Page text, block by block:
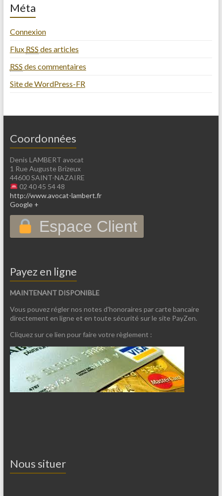
Méta
Connexion
Flux RSS des articles
RSS des commentaires
Site de WordPress-FR
Coordonnées
Denis LAMBERT avocat
1 Rue Auguste Brizeux
44600 SAINT-NAZAIRE
02 40 45 54 48
http://www.avocat-lambert.fr
Google +
Espace Client
Payez en ligne
MAINTENANT DISPONIBLE
Vous pouvez régler nos notes d'honoraires par carte bancaire
directement en ligne et en toute sécurité sur le site PayZen.
Cliquez sur ce lien pour faire votre règlement :
Nous situer